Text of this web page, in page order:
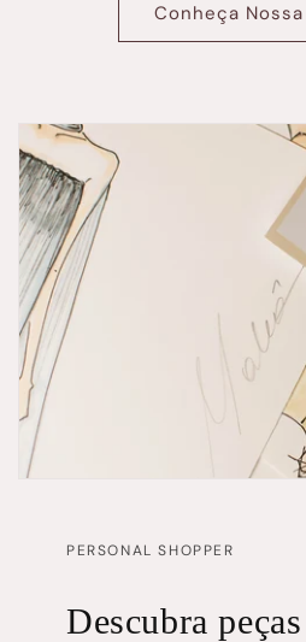
Conheça
PERSONAL SHOPPER
Descubra